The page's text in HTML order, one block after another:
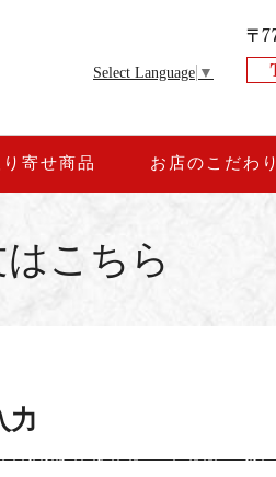
寄せ商品 お店のこだわり
Select Language ▼
こちら
力